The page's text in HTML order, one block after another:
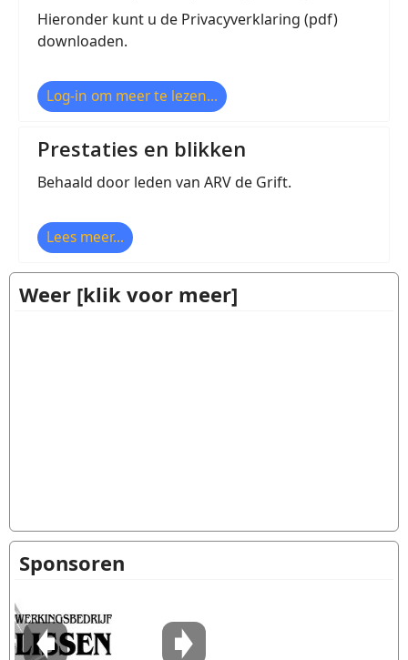
Hieronder kunt u de Privacyverklaring (pdf)
downloaden.
Log-in om meer te lezen...
Prestaties en blikken
Behaald door leden van ARV de Grift.
Lees meer...
Weer [klik voor meer]
Sponsoren